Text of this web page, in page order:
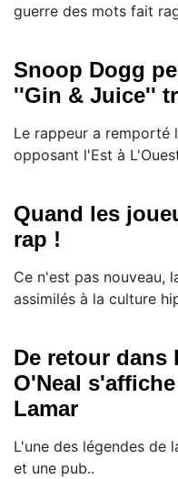
guerre des mots fait
Snoop Dogg
''Gin & Juice''
Le rappeur a remporté
opposant l'Est à
Quand les
rap !
Ce n'est pas nouveau,
assimilés à la culture
De retour dans
O'Neal
Lamar
L'une des légendes de
et une pub..